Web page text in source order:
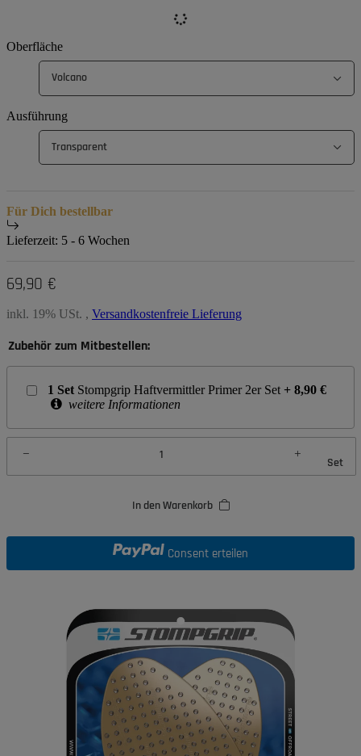
Oberfläche
Volcano
Ausführung
Transparent
Für Dich bestellbar
Lieferzeit: 5 - 6 Wochen
69,90 €
inkl. 19% USt. , Versandkostenfreie Lieferung
Zubehör zum Mitbestellen:
1 Set Stompgrip Haftvermittler Primer 2er Set + 8,90 €
weitere Informationen
Set
In den Warenkorb
Consent erteilen